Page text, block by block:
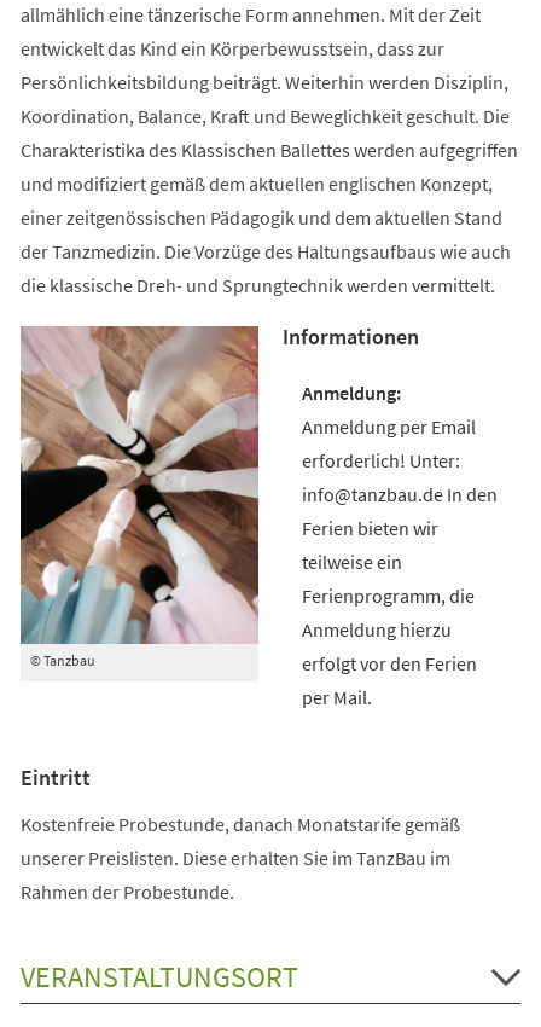
allmählich eine tänzerische Form annehmen. Mit der Zeit
entwickelt das Kind ein Körperbewusstsein, dass zur
Persönlichkeitsbildung beiträgt. Weiterhin werden Disziplin,
Koordination, Balance, Kraft und Beweglichkeit geschult. Die
Charakteristika des Klassischen Ballettes werden aufgegriffen
und modifiziert gemäß dem aktuellen englischen Konzept,
einer zeitgenössischen Pädagogik und dem aktuellen Stand
der Tanzmedizin. Die Vorzüge des Haltungsaufbaus wie auch
die klassische Dreh- und Sprungtechnik werden vermittelt.
© Tanzbau
Informationen
Anmeldung per Email
erforderlich! Unter:
info@tanzbau.de In den
Ferien bieten wir
teilweise ein
Ferienprogramm, die
Anmeldung hierzu
erfolgt vor den Ferien
per Mail.
Eintritt
Kostenfreie Probestunde, danach Monatstarife gemäß
unserer Preislisten. Diese erhalten Sie im TanzBau im
Rahmen der Probestunde.
VERANSTALTUNGSORT